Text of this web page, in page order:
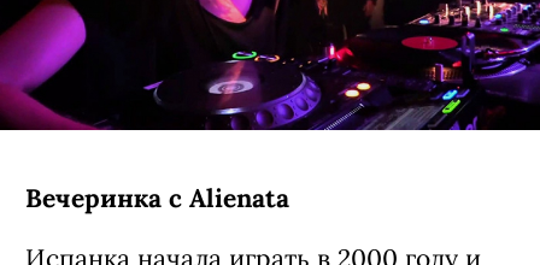
Вечеринка с Alienata
Испанка начала играть в 2000 году и